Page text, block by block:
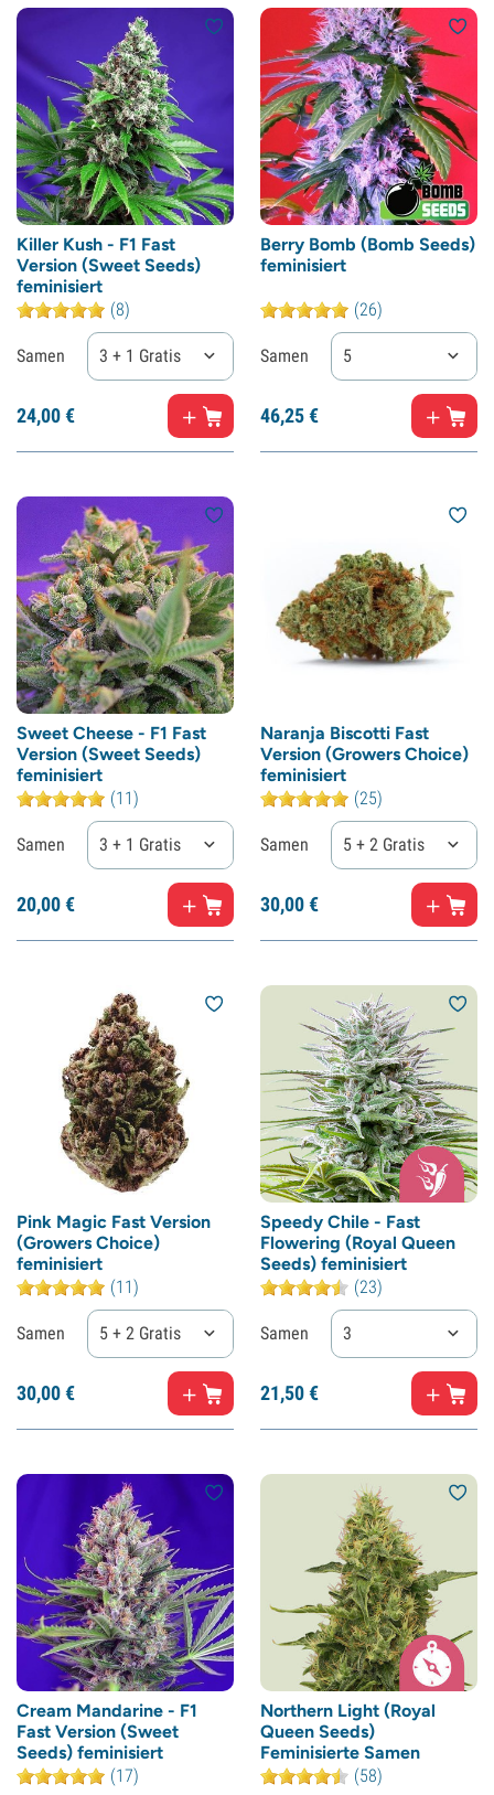
Killer Kush - F1 Fast
Version (Sweet Seeds)
feminisiert
(8)
Samen 3 + 1 Gratis
24,00€
Berry Bomb (Bomb Seeds)
feminisiert
(26)
Samen 5
46,25€
Sweet Cheese - F1 Fast
Version (Sweet Seeds)
feminisiert
(11)
Samen 3 + 1 Gratis
20,00€
Naranja Biscotti Fast
Version (Growers Choice)
feminisiert
(25)
Samen 5 + 2 Gratis
30,00€
Pink Magic Fast Version
(Growers Choice)
feminisiert
(11)
Samen 5 + 2 Gratis
30,00€
Speedy Chile - Fast
Flowering (Royal Queen
Seeds) feminisiert
(23)
Samen 3
21,50€
Cream Mandarine - F1
Fast Version (Sweet
Seeds) feminisiert
(17)
Northern Light (Royal
Queen Seeds)
Feminisierte Samen
(58)